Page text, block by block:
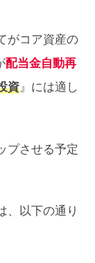
がコア資産の
配当金自動再
資』には適し
プさせる予定
、以下の通り